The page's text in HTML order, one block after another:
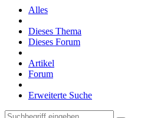
Alles
Dieses Thema
Dieses Forum
Artikel
Forum
Erweiterte Suche